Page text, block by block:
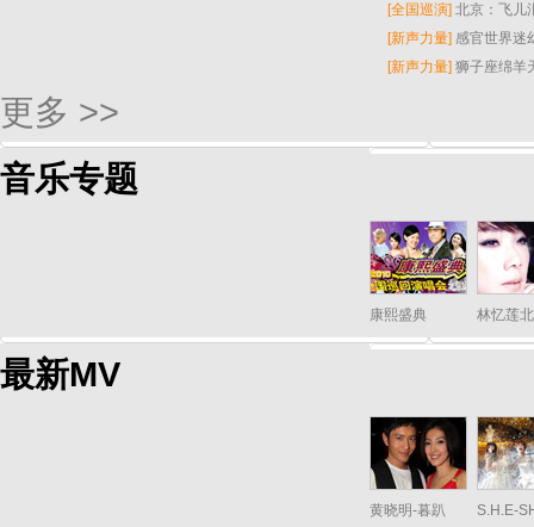
[全国巡演] 北京：飞儿
[新声力量] 感官世界迷
[新声力量] 狮子座绵羊
更多 >>
音乐专题
康熙盛典 林忆莲
最新MV
黄晓明-暮趴 S.H.E-